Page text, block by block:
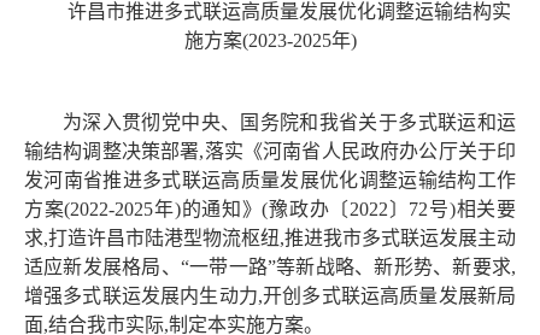
许昌市推进多式联运高质量发展优化调整运输结构实
施方案(2023-2025年)
为深入贯彻党中央、国务院和我省关于多式联运和运
输结构调整决策部署,落实《河南省人民政府办公厅关于印
发河南省推进多式联运高质量发展优化调整运输结构工作
方案(2022-2025年)的通知》(豫政办〔2022〕72号)相关要
求,打造许昌市陆港型物流枢纽,推进我市多式联运发展主动
适应新发展格局、“一带一路”等新战略、新形势、新要求,
增强多式联运发展内生动力,开创多式联运高质量发展新局
面,结合我市实际,制定本实施方案。